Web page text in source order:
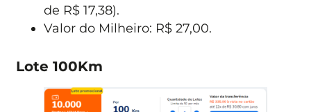
de R$ 17,38).
Valor do Milheiro: R$ 27,00.
Lote 100Km